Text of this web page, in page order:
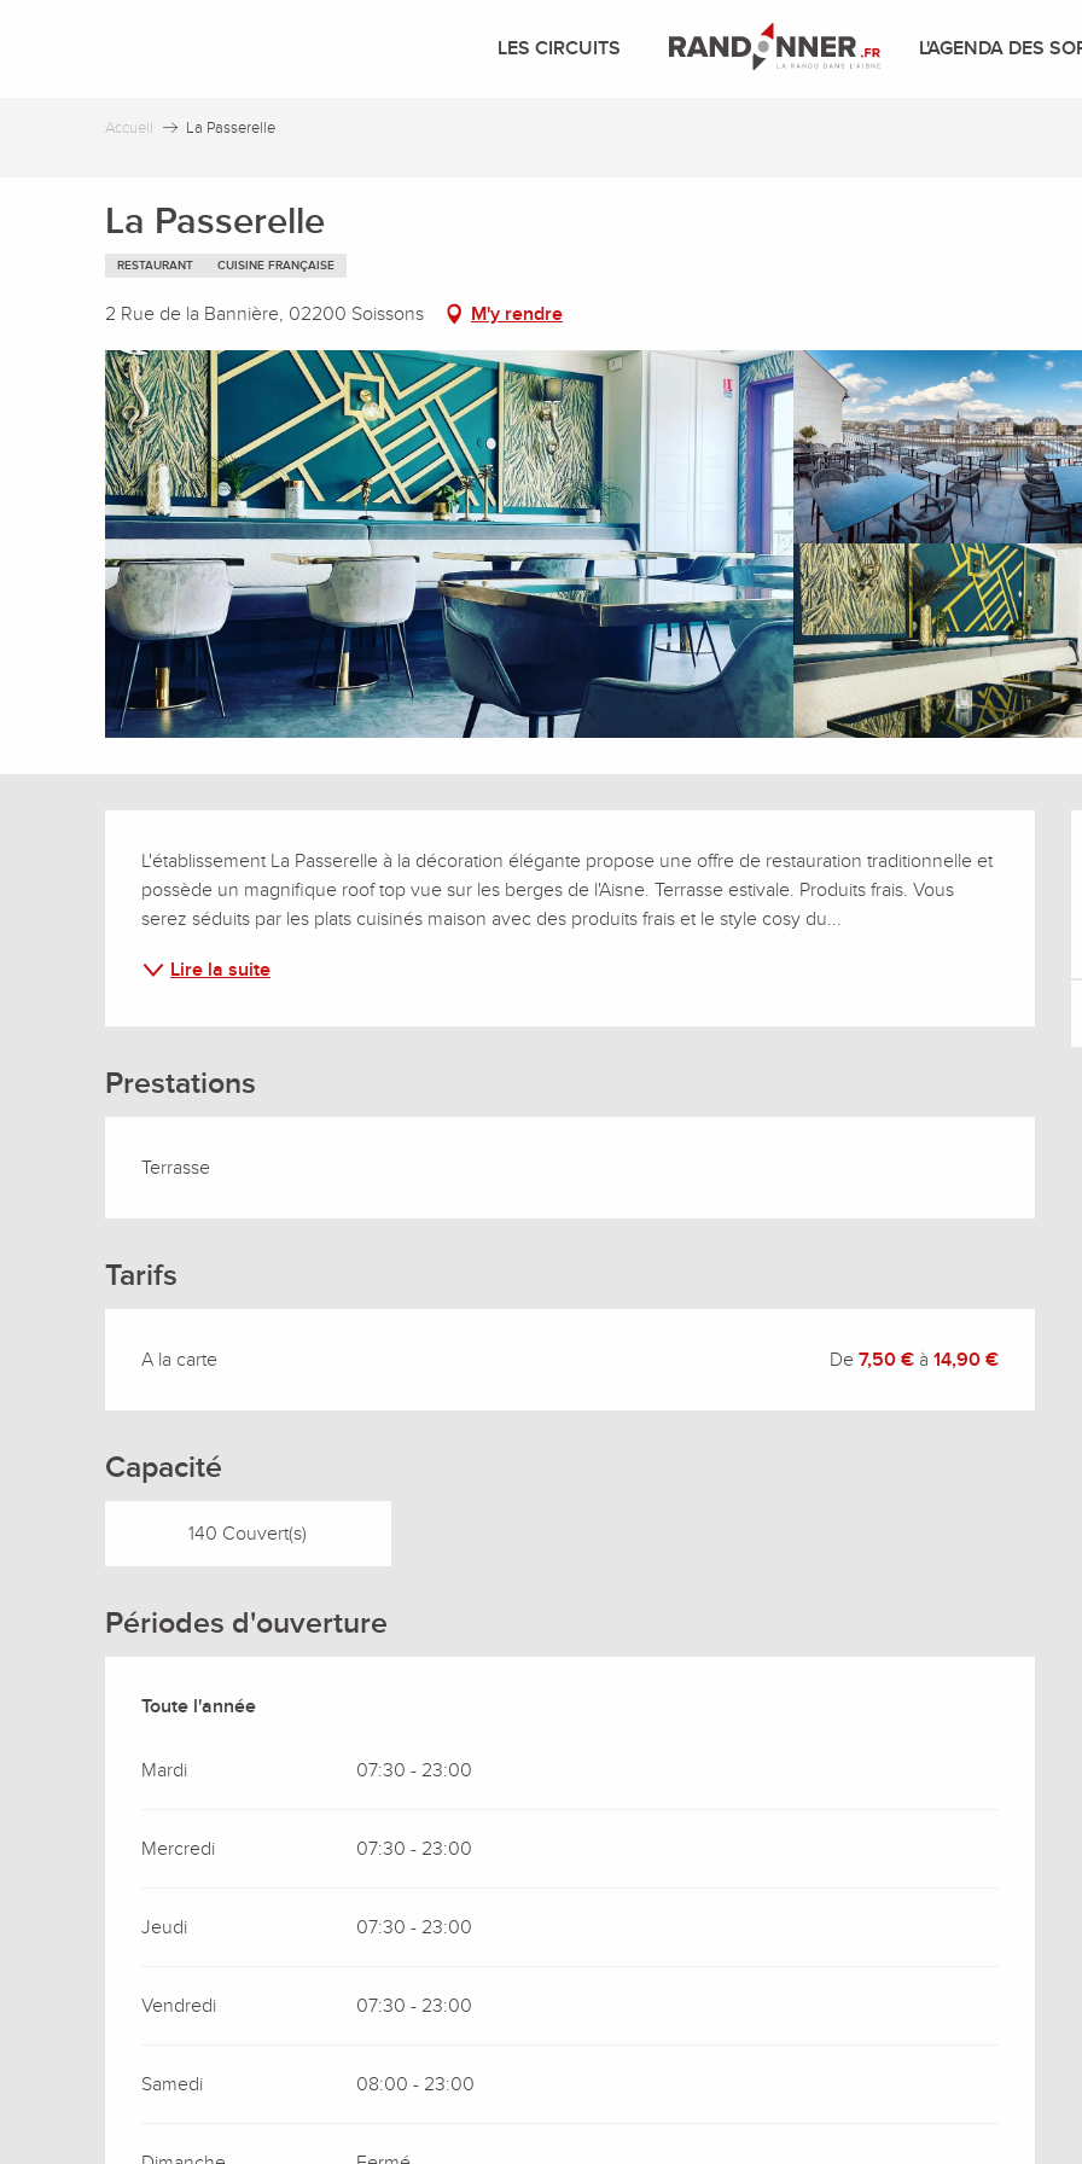
LES CIRCUITS L'AGENDA DES
Accueil La Passerelle
La Passerelle
RESTAURANT CUISINE FRANÇAISE
2 Rue de la Bannière, 02200 Soissons M'y rendre
Description
L'établissement La Passerelle à la décoration élégante propose une offre de restauration traditionnelle et
possède un magnifique roof top vue sur les berges de l'Aisne. Terrasse estivale. Produits frais. Vous
serez séduits par les plats cuisinés maison avec des produits frais et le style cosy du...
Lire la suite
Prestations
Terrasse
Tarifs
A la carte De7,50 € à14,90 €
Capacité
140 Couvert(s)
Périodes d'ouverture
Toute l'année
Toute l'année
Mardi 07:30 - 23:00
Mercredi 07:30 - 23:00
Jeudi 07:30 - 23:00
Vendredi 07:30 - 23:00
Samedi 08:00 - 23:00